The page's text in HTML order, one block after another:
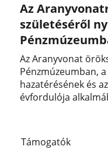
Az
születéséről
Az Aranyvonat
Pénzmúzeumban,
hazatérésének és
évfordulója
Támogatók